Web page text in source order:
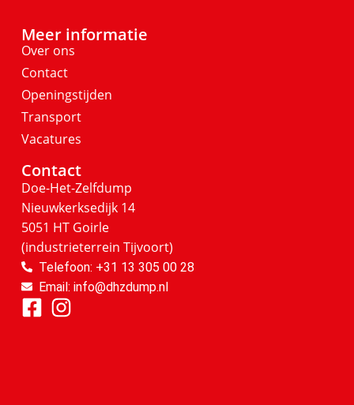
Meer informatie
Over ons
Contact
Openingstijden
Transport
Vacatures
Contact
Doe-Het-Zelfdump
Nieuwkerksedijk 14
5051 HT Goirle
(industrieterrein Tijvoort)
Telefoon: +31 13 305 00 28
Email: info@dhzdump.nl